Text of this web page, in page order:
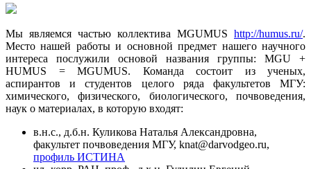
Мы являемся частью коллектива MGUMUS http://humus.ru/.
Место нашей работы и основной предмет нашего научного
интереса послужили основой названия группы: MGU +
HUMUS = MGUMUS. Команда состоит из ученых,
аспирантов и студентов целого ряда факультетов МГУ:
химического, физического, биологического, почвоведения,
наук о материалах, в которую входят:
в.н.с., д.б.н. Куликова Наталья Александровна,
факультет почвоведения МГУ, knat@darvodgeo.ru,
профиль ИСТИНА